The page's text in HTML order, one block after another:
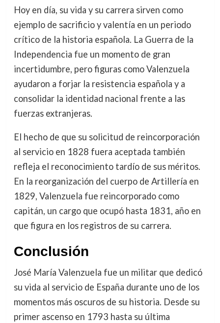
Hoy en día, su vida y su carrera sirven como
ejemplo de sacrificio y valentía en un periodo
crítico de la historia española. La Guerra de la
Independencia fue un momento de gran
incertidumbre, pero figuras como Valenzuela
ayudaron a forjar la resistencia española y a
consolidar la identidad nacional frente a las
fuerzas extranjeras.
El hecho de que su solicitud de reincorporación
al servicio en 1828 fuera aceptada también
refleja el reconocimiento tardío de sus méritos.
En la reorganización del cuerpo de Artillería en
1829, Valenzuela fue reincorporado como
capitán, un cargo que ocupó hasta 1831, año en
que figura en los registros de su carrera.
Conclusión
José María Valenzuela fue un militar que dedicó
su vida al servicio de España durante uno de los
momentos más oscuros de su historia. Desde su
primer ascenso en 1793 hasta su última